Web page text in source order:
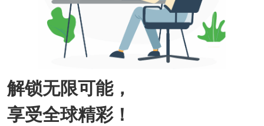
解锁无限可能，
享受全球精彩！